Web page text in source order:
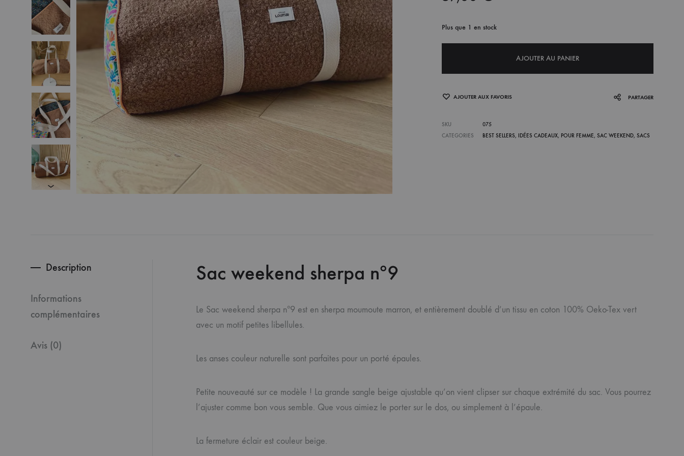
Plus que 1 en stock
AJOUTER AU PANIER
AJOUTER AUX FAVORIS PARTAGER
SKU
075
CATEGORIES
BEST SELLERS, IDÉES CADEAUX, POUR FEMME, SAC WEEKEND, SACS
Description
Informations
complémentaires
Avis (0)
Sac weekend sherpa nº9
Le Sac weekend sherpa nº9 est en sherpa moumoute marron, et entièrement doublé d’un tissu en coton 100% Oeko-Tex vert
avec un motif petites libellules.
Les anses couleur naturelle sont parfaites pour un porté épaules.
Petite nouveauté sur ce modèle ! La grande sangle beige ajustable qu’on vient clipser sur chaque extrémité du sac. Vous pourrez
l’ajuster comme bon vous semble. Que vous aimiez le porter sur le dos, ou simplement à l’épaule.
La fermeture éclair est couleur beige.